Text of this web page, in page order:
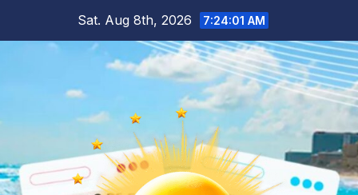
Sat. Aug 8th, 2026 7:24:03 AM